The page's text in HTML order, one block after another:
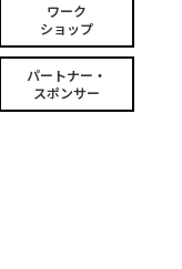
ワーク
ショップ
パートナー・
スポンサー